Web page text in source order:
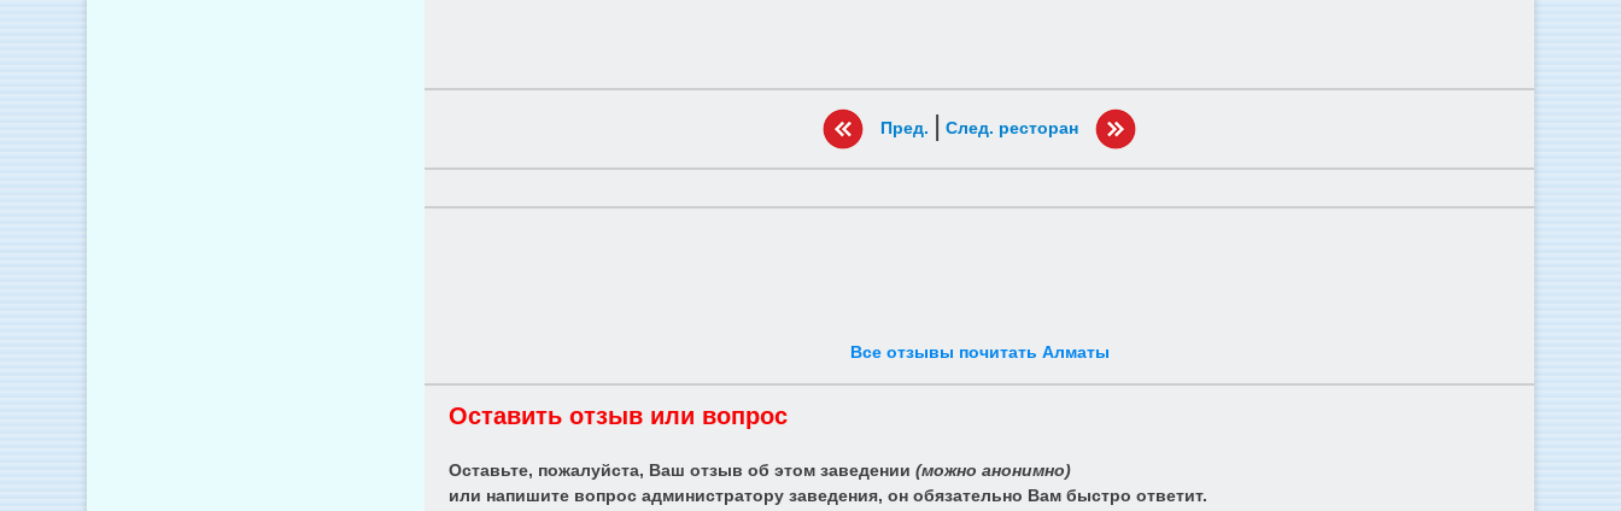
Пред. | След. ресторан
Все отзывы почитать Алматы
Оставить отзыв или вопрос
Оставьте, пожалуйста, Ваш отзыв об этом заведении (можно анонимно)
или напишите вопрос администратору заведения, он обязательно Вам быстро ответит.